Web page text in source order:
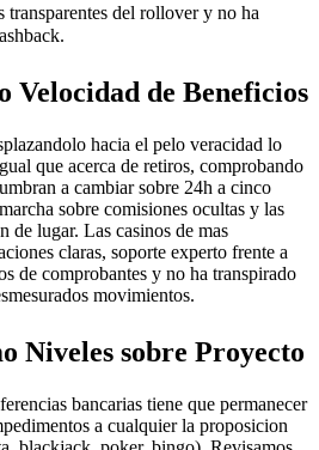
del rollover y no ha
Velocidad de Beneficios
hacia el pelo veracidad lo
que acerca de retiros, comprobando
a cambiar sobre 24h a cinco
sobre comisiones ocultas y las
de lugar. Las casinos de mas
claras, soporte experto frente a
de comprobantes y no ha transpirado
movimientos.
Niveles sobre Proyecto
bancarias tiene que permanecer
a cualquier la proposicion